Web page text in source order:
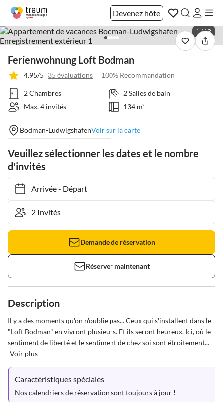
Devenez hôte
1 / 18
Ferienwohnung Loft Bodman
4.95/5 35 évaluations 100% Recommandation
2 Chambres
2 Salles de bain
Max. 4 invités
134 m²
Bodman-LudwigshafenVoir sur la carte
Veuillez sélectionner les dates et le nombre
d'invités
Arrivée- Départ
Demande de réservation
Réserver maintenant
Description
Il y a des moments qu'on n'oublie pas... Ceux qui s'installent dans le
"Loft Bodman" en vivront plusieurs. Et ils seront heureux. Ici, où le
sentiment de liberté et le sentiment de chez soi sont étroitement...
Voir plus
Caractéristiques spéciales
Nos calendriers de réservation sont toujours à jour !